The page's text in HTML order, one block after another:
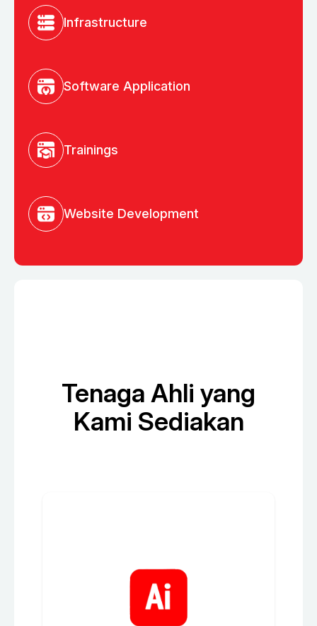
Infrastructure
Software Application
Trainings
Website Development
Tenaga Ahli yang
Kami Sediakan